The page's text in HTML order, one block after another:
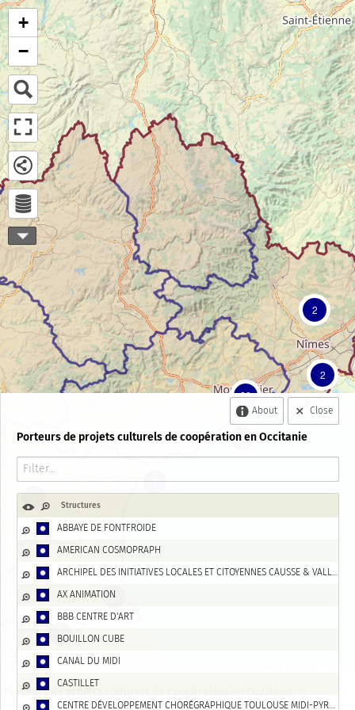
2
2
2
2
4
20
5
4
+
−
20 mi
Tiles © Gravitystorm / map data OpenStreetMap
Porteurs de projets culturels de coopération en Occitanie
Close
About
Porteurs de projets culturels de coopération en Occitanie
Structures
ABBAYE DE FONTFROIDE
AMERICAN COSMOPRAPH
ARCHIPEL DES INITIATIVES LOCALES ET CITOYENNES CAUSSE & VALLÃ?E DE LA BUÃ?GES
AX ANIMATION
BBB CENTRE D'ART
BOUILLON CUBE
CANAL DU MIDI
CASTILLET
CENTRE DÉVELOPPEMENT CHORÉGRAPHIQUE TOULOUSE MIDI-PYRENEES